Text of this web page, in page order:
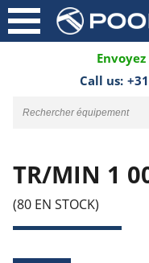
Call us:
TR/MIN 1
(80 EN STOCK)